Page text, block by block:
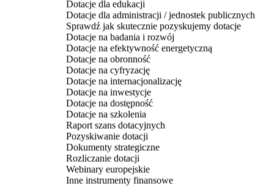
Dotacje dla edukacji
Dotacje dla administracji / jednostek publicznych
Sprawdź jak skutecznie pozyskujemy dotacje
Dotacje na badania i rozwój
Dotacje na efektywność energetyczną
Dotacje na obronność
Dotacje na cyfryzację
Dotacje na internacjonalizację
Dotacje na inwestycje
Dotacje na dostępność
Dotacje na szkolenia
Raport szans dotacyjnych
Pozyskiwanie dotacji
Dokumenty strategiczne
Rozliczanie dotacji
Webinary europejskie
Inne instrumenty finansowe